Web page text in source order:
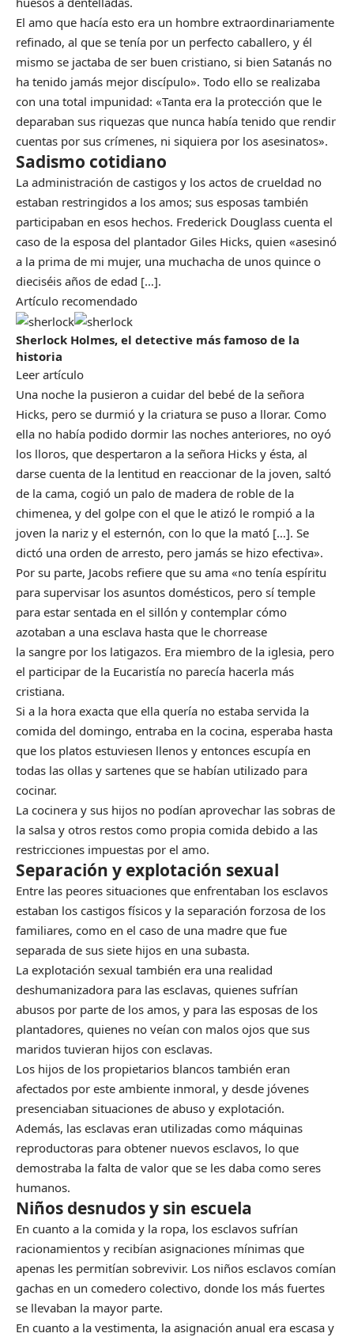
El amo que hacía esto era un hombre extraordinariamente
refinado, al que se tenía por un perfecto caballero, y él
mismo se jactaba de ser buen cristiano, si bien Satanás no
ha tenido jamás mejor discípulo». Todo ello se realizaba
con una total impunidad: «Tanta era la protección que le
deparaban sus riquezas que nunca había tenido que rendir
cuentas por sus crímenes, ni siquiera por los asesinatos».
Sadismo cotidiano
La administración de castigos y los actos de crueldad no
estaban restringidos a los amos; sus esposas también
participaban en esos hechos. Frederick Douglass cuenta el
caso de la esposa del plantador Giles Hicks, quien «asesinó
a la prima de mi mujer, una muchacha de unos quince o
dieciséis años de edad […].
Artículo recomendado
Sherlock Holmes, el detective más famoso de la
historia
Leer artículo
Una noche la pusieron a cuidar del bebé de la señora
Hicks, pero se durmió y la criatura se puso a llorar. Como
ella no había podido dormir las noches anteriores, no oyó
los lloros, que despertaron a la señora Hicks y ésta, al
darse cuenta de la lentitud en reaccionar de la joven, saltó
de la cama, cogió un palo de madera de roble de la
chimenea, y del golpe con el que le atizó le rompió a la
joven la nariz y el esternón, con lo que la mató […]. Se
dictó una orden de arresto, pero jamás se hizo efectiva».
Por su parte, Jacobs refiere que su ama «no tenía espíritu
para supervisar los asuntos domésticos, pero sí temple
para estar sentada en el sillón y contemplar cómo
azotaban a una esclava hasta que le chorrease
la sangre por los latigazos. Era miembro de la iglesia, pero
el participar de la Eucaristía no parecía hacerla más
cristiana.
Si a la hora exacta que ella quería no estaba servida la
comida del domingo, entraba en la cocina, esperaba hasta
que los platos estuviesen llenos y entonces escupía en
todas las ollas y sartenes que se habían utilizado para
cocinar.
La cocinera y sus hijos no podían aprovechar las sobras de
la salsa y otros restos como propia comida debido a las
restricciones impuestas por el amo.
Separación y explotación sexual
Entre las peores situaciones que enfrentaban los esclavos
estaban los castigos físicos y la separación forzosa de los
familiares, como en el caso de una madre que fue
separada de sus siete hijos en una subasta.
La explotación sexual también era una realidad
deshumanizadora para las esclavas, quienes sufrían
abusos por parte de los amos, y para las esposas de los
plantadores, quienes no veían con malos ojos que sus
maridos tuvieran hijos con esclavas.
Los hijos de los propietarios blancos también eran
afectados por este ambiente inmoral, y desde jóvenes
presenciaban situaciones de abuso y explotación.
Además, las esclavas eran utilizadas como máquinas
reproductoras para obtener nuevos esclavos, lo que
demostraba la falta de valor que se les daba como seres
humanos.
Niños desnudos y sin escuela
En cuanto a la comida y la ropa, los esclavos sufrían
racionamientos y recibían asignaciones mínimas que
apenas les permitían sobrevivir. Los niños esclavos comían
gachas en un comedero colectivo, donde los más fuertes
se llevaban la mayor parte.
En cuanto a la vestimenta, la asignación anual era escasa y